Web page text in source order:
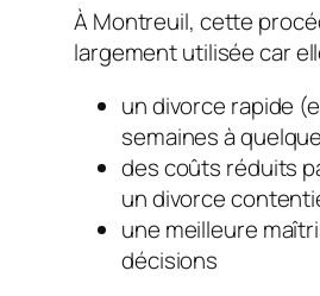
À Montreuil, cette
largement utilisée car
un divorce rapide
semaines à
des coûts réduits
un divorce
une meilleure
décisions